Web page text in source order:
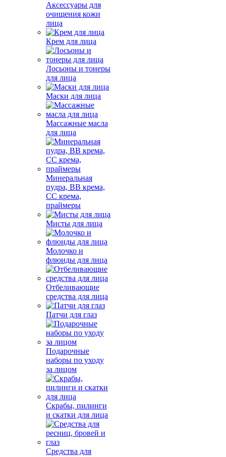
Аксессуары для
очищения кожи
лица
Крем для лица
Лосьоны и тонеры
для лица
Маски для лица
Массажные масла
для лица
Минеральная
пудра, BB крема,
СС крема,
праймеры
Мисты для лица
Молочко и
флюиды для лица
Отбеливающие
средства для лица
Патчи для глаз
Подарочные
наборы по уходу
за лицом
Скрабы, пилинги
и скатки для лица
Средства для